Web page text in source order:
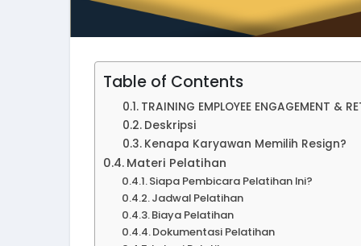
Table of Contents
TRAINING EMPLOYEE ENGAGEMENT &
Deskripsi
Kenapa Karyawan Memilih Resign?
Materi Pelatihan
Siapa Pembicara Pelatihan Ini?
Jadwal Pelatihan
Biaya Pelatihan
Dokumentasi Pelatihan